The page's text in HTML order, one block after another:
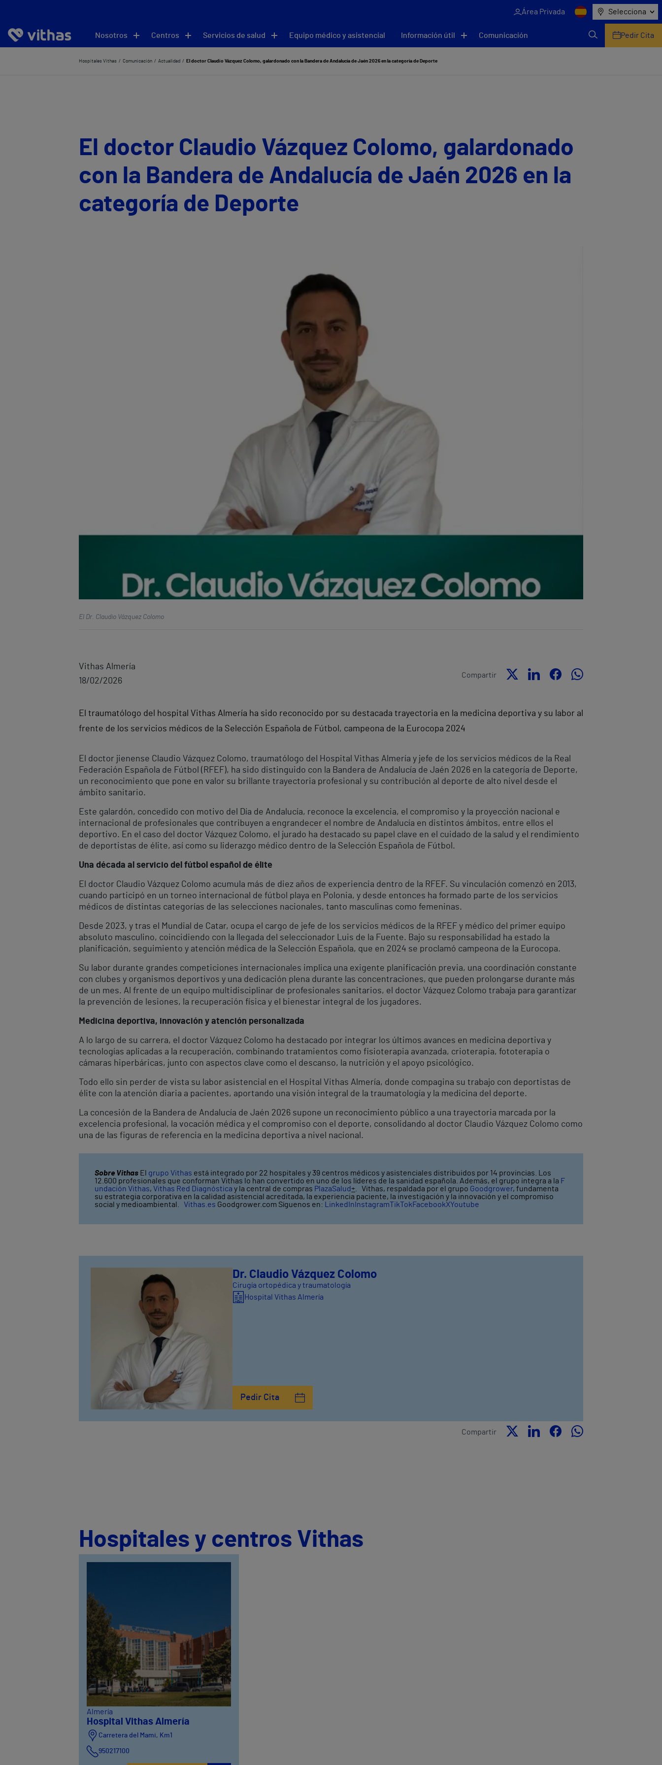
Área Privada Selecciona
Nosotros Centros Servicios de salud Equipo médico y asistencial Información útil Comunicación Pedir Cita
Hospitales Vithas Comunicación Actualidad El doctor Claudio Vázquez Colomo, galardonado con la Bandera de Andalucía de Jaén 2026 en la categoría de Deporte
El doctor Claudio Vázquez Colomo, galardonado
con la Bandera de Andalucía de Jaén 2026 en la
categoría de Deporte
El Dr. Claudio Vázquez Colomo
Vithas Almería
18/02/2026
Compartir
El traumatólogo del hospital Vithas Almería ha sido reconocido por su destacada trayectoria en la medicina deportiva y su labor al
frente de los servicios médicos de la Selección Española de Fútbol, campeona de la Eurocopa 2024
El doctor jienense Claudio Vázquez Colomo, traumatólogo del Hospital Vithas Almería y jefe de los servicios médicos de la Real
Federación Española de Fútbol (RFEF), ha sido distinguido con la Bandera de Andalucía de Jaén 2026 en la categoría de Deporte,
un reconocimiento que pone en valor su brillante trayectoria profesional y su contribución al deporte de alto nivel desde el
ámbito sanitario.
Este galardón, concedido con motivo del Día de Andalucía, reconoce la excelencia, el compromiso y la proyección nacional e
internacional de profesionales que contribuyen a engrandecer el nombre de Andalucía en distintos ámbitos, entre ellos el
deportivo. En el caso del doctor Vázquez Colomo, el jurado ha destacado su papel clave en el cuidado de la salud y el rendimiento
de deportistas de élite, así como su liderazgo médico dentro de la Selección Española de Fútbol.
Una década al servicio del fútbol español de élite
El doctor Claudio Vázquez Colomo acumula más de diez años de experiencia dentro de la RFEF. Su vinculación comenzó en 2013,
cuando participó en un torneo internacional de fútbol playa en Polonia, y desde entonces ha formado parte de los servicios
médicos de distintas categorías de las selecciones nacionales, tanto masculinas como femeninas.
Desde 2023, y tras el Mundial de Catar, ocupa el cargo de jefe de los servicios médicos de la RFEF y médico del primer equipo
absoluto masculino, coincidiendo con la llegada del seleccionador Luis de la Fuente. Bajo su responsabilidad ha estado la
planificación, seguimiento y atención médica de la Selección Española, que en 2024 se proclamó campeona de la Eurocopa.
Su labor durante grandes competiciones internacionales implica una exigente planificación previa, una coordinación constante
con clubes y organismos deportivos y una dedicación plena durante las concentraciones, que pueden prolongarse durante más
de un mes. Al frente de un equipo multidisciplinar de profesionales sanitarios, el doctor Vázquez Colomo trabaja para garantizar
la prevención de lesiones, la recuperación física y el bienestar integral de los jugadores.
Medicina deportiva, innovación y atención personalizada
A lo largo de su carrera, el doctor Vázquez Colomo ha destacado por integrar los últimos avances en medicina deportiva y
tecnologías aplicadas a la recuperación, combinando tratamientos como fisioterapia avanzada, crioterapia, fototerapia o
cámaras hiperbáricas, junto con aspectos clave como el descanso, la nutrición y el apoyo psicológico.
Todo ello sin perder de vista su labor asistencial en el Hospital Vithas Almería, donde compagina su trabajo con deportistas de
élite con la atención diaria a pacientes, aportando una visión integral de la traumatología y la medicina del deporte.
La concesión de la Bandera de Andalucía de Jaén 2026 supone un reconocimiento público a una trayectoria marcada por la
excelencia profesional, la vocación médica y el compromiso con el deporte, consolidando al doctor Claudio Vázquez Colomo como
una de las figuras de referencia en la medicina deportiva a nivel nacional.
Sobre Vithas El grupo Vithas está integrado por 22 hospitales y 39 centros médicos y asistenciales distribuidos por 14 provincias. Los
12.600 profesionales que conforman Vithas lo han convertido en uno de los líderes de la sanidad española. Además, el grupo integra a la F
undación Vithas, Vithas Red Diagnóstica y la central de compras PlazaSalud+ . Vithas, respaldada por el grupo Goodgrower, fundamenta
su estrategia corporativa en la calidad asistencial acreditada, la experiencia paciente, la investigación y la innovación y el compromiso
social y medioambiental. Vithas.es Goodgrower.com Síguenos en: LinkedIn InstagramTikTokFacebookXYoutube
Dr. Claudio Vázquez Colomo
Cirugía ortopédica y traumatología
Hospital Vithas Almería
Pedir Cita
Compartir
Hospitales y centros Vithas
Almería
Hospital Vithas Almería
Carretera del Mami, Km1
950217100